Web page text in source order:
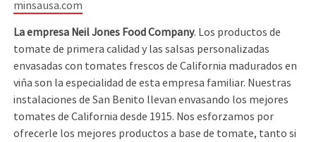
minsausa.com
La empresa Neil Jones Food Company. Los productos de
tomate de primera calidad y las salsas personalizadas
envasadas con tomates frescos de California madurados en
viña son la especialidad de esta empresa familiar. Nuestras
instalaciones de San Benito llevan envasando los mejores
tomates de California desde 1915. Nos esforzamos por
ofrecerle los mejores productos a base de tomate, tanto si